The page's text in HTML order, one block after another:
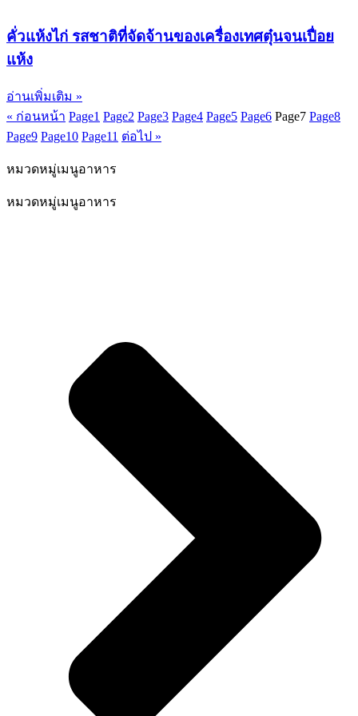
คั่วแห้งไก่ รสชาติที่จัดจ้านของเครื่องเทศตุ๋นจนเปื่อย
แห้ง
อ่านเพิ่มเติม »
« ก่อนหน้า Page1 Page2 Page3 Page4 Page5 Page6 Page7 Page8
Page9 Page10 Page11 ต่อไป »
หมวดหมู่เมนูอาหาร
หมวดหมู่เมนูอาหาร